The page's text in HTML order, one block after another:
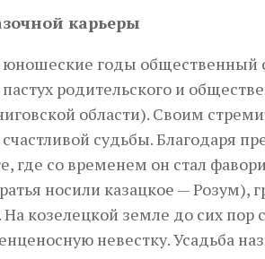
карьеры
годы общественный
родительского и
области). Своим
судьбы. Благодаря
где со временем он стал
носили казацкое — Розум),
На козелецкой земле до сих
невестку. Усадьба